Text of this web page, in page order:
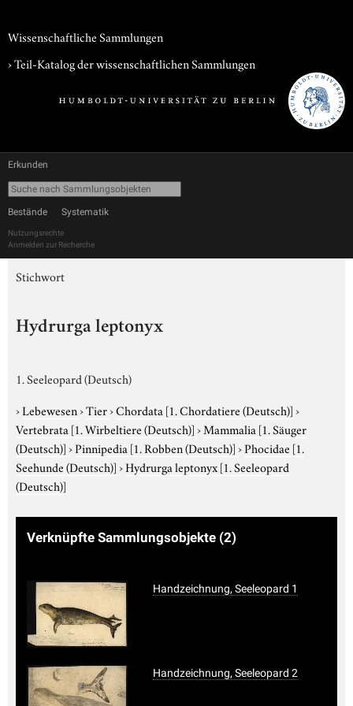
Wissenschaftliche Sammlungen
› Teil-Katalog der wissenschaftlichen Sammlungen
Erkunden
Bestände Systematik
Nutzungsrechte
Anmelden zur Recherche
Stichwort
Hydrurga leptonyx
1. Seeleopard (Deutsch)
›Lebewesen›Tier›Chordata [1. Chordatiere (Deutsch)]›
Vertebrata [1. Wirbeltiere (Deutsch)]›Mammalia [1. Säuger
(Deutsch)]›Pinnipedia [1. Robben (Deutsch)]›Phocidae [1.
Seehunde (Deutsch)]›Hydrurga leptonyx[1. Seeleopard
(Deutsch)]
Verknüpfte Sammlungsobjekte (2)
Handzeichnung, Seeleopard 1
Handzeichnung, Seeleopard 2